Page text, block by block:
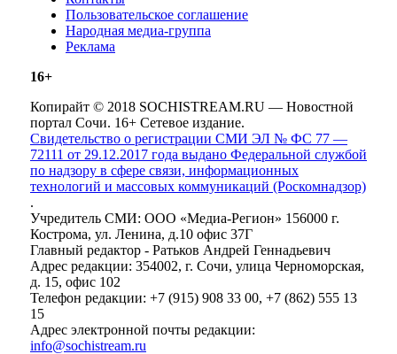
Пользовательское соглашение
Народная медиа-группа
Реклама
16+
Копирайт © 2018 SOCHISTREAM.RU — Новостной
портал Сочи. 16+ Сетевое издание.
Свидетельство о регистрации СМИ ЭЛ № ФС 77 —
72111 от 29.12.2017 года выдано Федеральной службой
по надзору в сфере связи, информационных
технологий и массовых коммуникаций (Роскомнадзор)
.
Учредитель СМИ: ООО «Медиа-Регион» 156000 г.
Кострома, ул. Ленина, д.10 офис 37Г
Главный редактор - Ратьков Андрей Геннадьевич
Адрес редакции: 354002, г. Сочи, улица Черноморская,
д. 15, офис 102
Телефон редакции: +7 (915) 908 33 00, +7 (862) 555 13
15
Адрес электронной почты редакции:
info@sochistream.ru